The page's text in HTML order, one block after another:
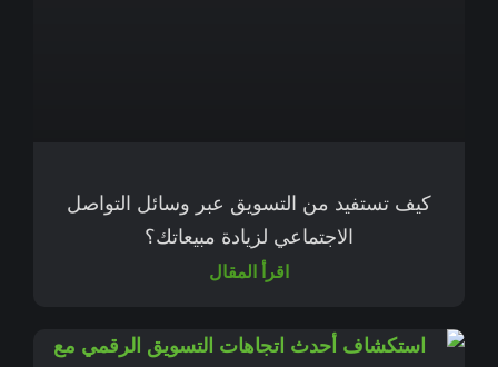
كيف تستفيد من التسويق عبر وسائل التواصل
الاجتماعي لزيادة مبيعاتك؟
اقرأ المقال